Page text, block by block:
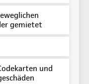
gemietet
und